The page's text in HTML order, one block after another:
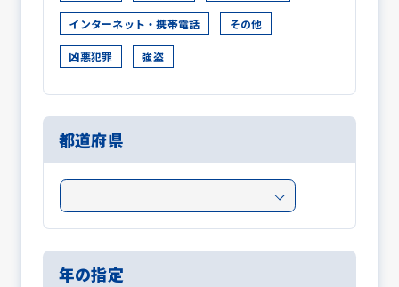
インターネット・携帯電話 その他
凶悪犯罪 強盗
都道府県
年の指定